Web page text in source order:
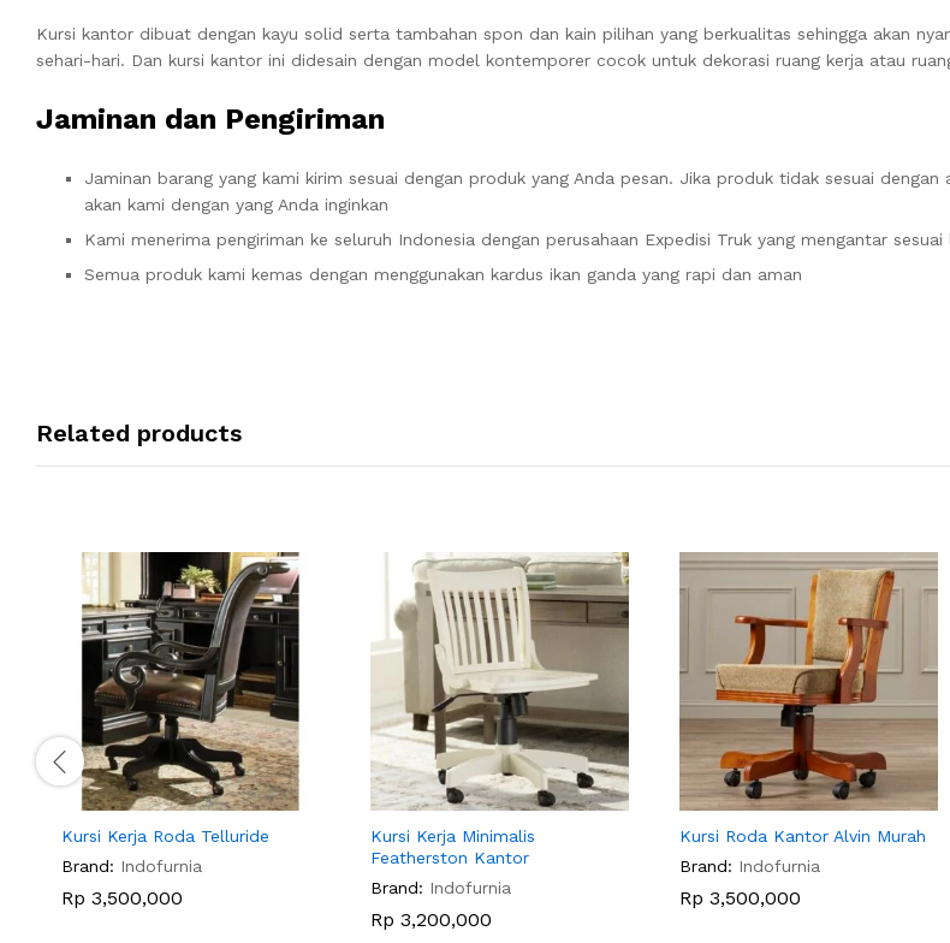
Kursi kantor dibuat dengan kayu solid serta tambahan spon dan kain pilihan yang berkualitas sehingga akan
sehari-hari. Dan kursi kantor ini didesain dengan model kontemporer cocok untuk dekorasi ruang kerja atau
Jaminan dan Pengiriman
Jaminan barang yang kami kirim sesuai dengan produk yang Anda pesan. Jika produk tidak sesuai dengan
akan kami dengan yang Anda inginkan
Kami menerima pengiriman ke seluruh Indonesia dengan perusahaan Expedisi Truk yang mengantar sesuai
Semua produk kami kemas dengan menggunakan kardus ikan ganda yang rapi dan aman
Related products
Kursi Kerja Roda Telluride
Brand: Indofurnia
Rp 3,500,000
Kursi Kerja Minimalis
Featherston Kantor
Brand: Indofurnia
Rp 3,200,000
Kursi Roda Kantor Alvin Murah
Brand: Indofurnia
Rp 3,500,000